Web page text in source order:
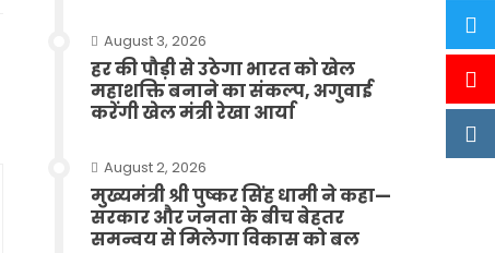
August 3, 2026
हर की पौड़ी से उठेगा भारत को खेल
महाशक्ति बनाने का संकल्प, अगुवाई
करेंगी खेल मंत्री रेखा आर्या
August 2, 2026
मुख्यमंत्री श्री पुष्कर सिंह धामी ने कहा—
सरकार और जनता के बीच बेहतर
समन्वय से मिलेगा विकास को बल